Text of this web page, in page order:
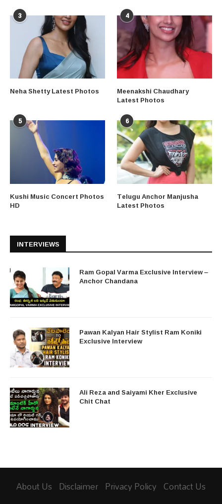
3
Neha Shetty Latest Photos
4
Meenakshi Chaudhary
Latest Photos
5
Kushi Music Concert Photos
HD
6
Telugu Anchor Manjusha
Latest Photos
INTERVIEWS
Ram Gopal Varma Exclusive Interview –
Anchor Chandana
Pawan Kalyan Hair Stylist Ram Koniki
Exclusive Interview
Ali Reza and Saiyami Kher Exclusive
Chit Chat
About Us Disclaimer Privacy Policy Contact Us